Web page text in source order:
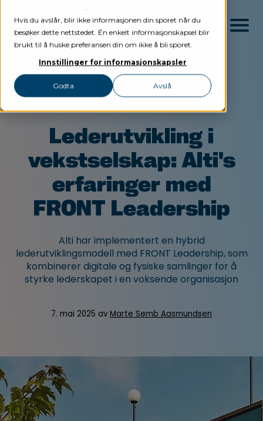
.
Hvis du avslår, blir ikke informasjonen din sporet når du
besøker dette nettstedet. Én enkelt informasjonskapsel blir
brukt til å huske preferansen din om ikke å bli sporet.
Innstillinger for informasjonskapsler
Godta Avslå
Tjenester
Lederutvikling
Ledergruppeutvikling
Lederprinsipper
Coaching & Veiledning
Nettverk
Referanser
Om oss
Kontakt
Logg inn
Lederutvikling i
vekstselskap: Alti's
erfaringer med
FRONT Leadership
Alti har implementert en hybrid
lederutviklingsmodell med FRONT Leadership, som
kombinerer digitale og fysiske samlinger for å
styrke lederskapet i en voksende organisasjon
7. mai 2025 av Marte Semb Aasmundsen